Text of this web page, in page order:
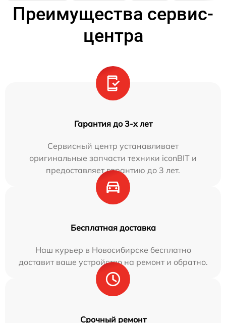
Преимущества сервис-
центра
Гарантия до 3-х лет
Сервисный центр устанавливает
оригинальные запчасти техники iconBIT и
предоставляет гарантию до 3 лет.
Бесплатная доставка
Наш курьер в Новосибирске бесплатно
доставит ваше устройство на ремонт и обратно.
Срочный ремонт